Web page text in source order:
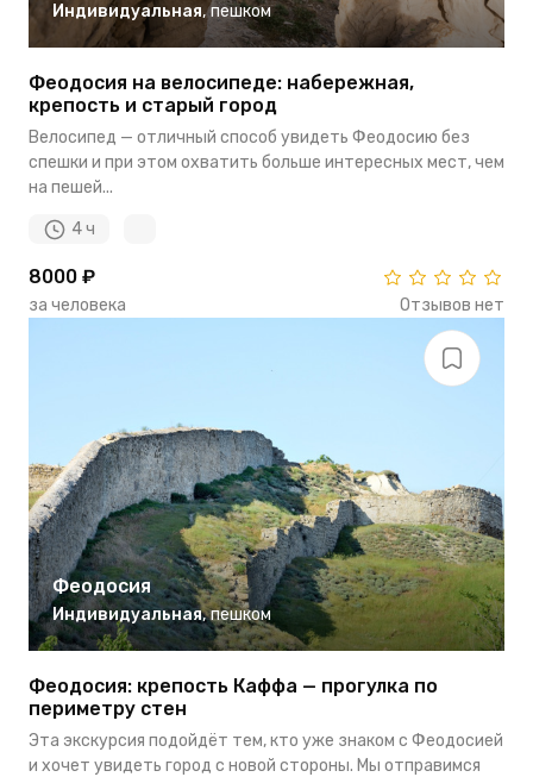
Индивидуальная, пешком
Феодосия на велосипеде: набережная,
крепость и старый город
Велосипед — отличный способ увидеть Феодосию без
спешки и при этом охватить больше интересных мест, чем
на пешей...
4 ч
8000 ₽
за человека Отзывов нет
Феодосия
Индивидуальная, пешком
Феодосия: крепость Каффа — прогулка по
периметру стен
Эта экскурсия подойдёт тем, кто уже знаком с Феодосией
и хочет увидеть город с новой стороны. Мы отправимся